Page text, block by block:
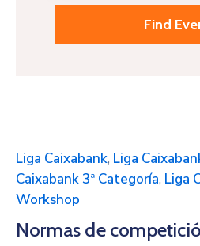
Liga Caixabank, Liga
Caixabank 3ª Categoría, Liga
Workshop
Normas de